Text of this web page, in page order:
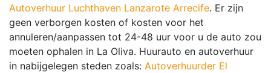
Autoverhuur Luchthaven Lanzarote Arrecife. Er zijn
geen verborgen kosten of kosten voor het
annuleren/aanpassen tot 24-48 uur voor u de auto zou
moeten ophalen in La Oliva. Huurauto en autoverhuur
in nabijgelegen steden zoals: Autoverhuurder El